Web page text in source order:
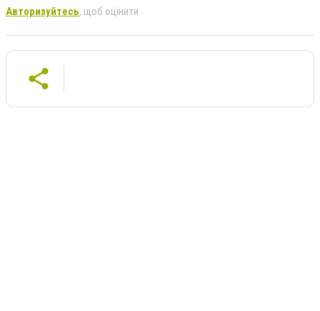
Авторизуйтесь, щоб оцінити